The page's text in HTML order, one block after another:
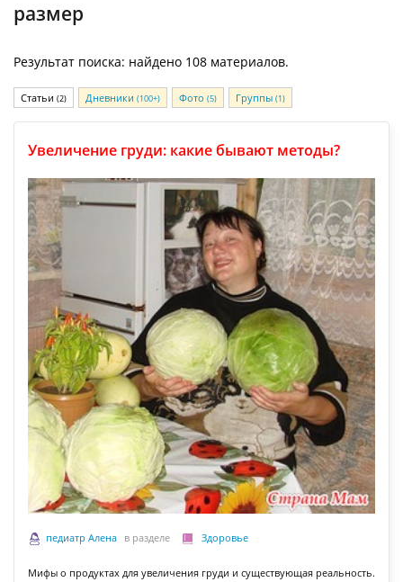
размер
Результат поиска: найдено 108 материалов.
Статьи (2) Дневники (100+) Фото (5) Группы (1)
Увеличение груди: какие бывают методы?
педиатр Алена в разделе Здоровье
Мифы о продуктах для увеличения груди и существующая реальность.